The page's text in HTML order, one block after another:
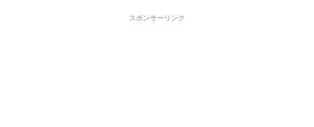
スポンサーリンク